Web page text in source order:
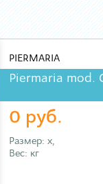
PIERMARIA
Piermaria mod.
0 руб.
Размер: х,
Вес: кг